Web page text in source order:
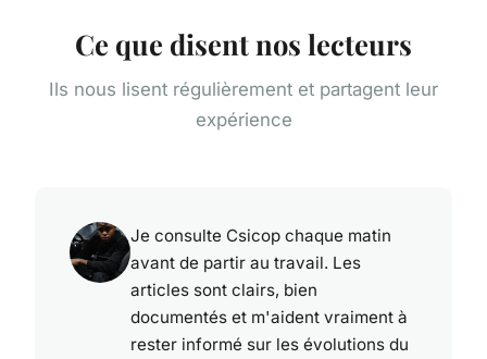
Ce que disent nos lecteurs
Ils nous lisent régulièrement et partagent leur
expérience
Je consulte Csicop chaque matin
avant de partir au travail. Les
articles sont clairs, bien
documentés et m'aident vraiment à
rester informé sur les évolutions du